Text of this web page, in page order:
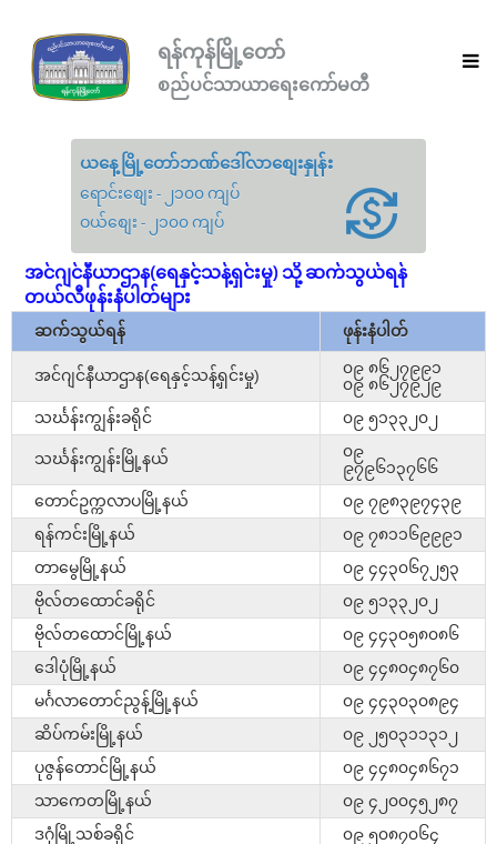
ရန်ကုန်မြို့တော်
စည်ပင်သာယာရေးကော်မတီ
ယနေ့မြို့တော်ဘဏ်ဒေါ်လာစျေးနှုန်း
ရောင်းစျေး - ၂၁၀၀ ကျပ်
ဝယ်စျေး - ၂၁၀၀ ကျပ်
အင်ဂျင်နီယာဌာန(ရေနှင့်သန့်ရှင်းမှု) သို့ ဆက်သွယ်ရန်
တယ်လီဖုန်းနံပါတ်များ
ဆက်သွယ်ရန်
ဖုန်းနံပါတ်
အင်ဂျင်နီယာဌာန(ရေနှင့်သန့်ရှင်းမှု)
၀၉ ၈၆၂၇၉၉၁
၀၉ ၈၆၂၇၉၂၉
သင်္ဃန်းကျွန်းခရိုင်
၀၉ ၅၁၃၃၂၀၂
သင်္ဃန်းကျွန်းမြို့နယ်
၀၉
၉၇၉၆၁၃၇၆၆
တောင်ဥက္ကလာပမြို့နယ်
၀၉ ၇၉၈၃၉၇၄၃၉
ရန်ကင်းမြို့နယ်
၀၉ ၇၈၁၁၆၉၉၉၁
တာမွေမြို့နယ်
၀၉ ၄၄၃၀၆၇၂၅၃
ဗိုလ်တထောင်ခရိုင်
၀၉ ၅၁၃၃၂၀၂
ဗိုလ်တထောင်မြို့နယ်
၀၉ ၄၄၃၀၅၈၀၈၆
ဒေါပုံမြို့နယ်
၀၉ ၄၄၈၀၄၈၇၆၀
မင်္ဂလာတောင်ညွန့်မြို့နယ်
၀၉ ၄၄၃၀၃၀၈၉၄
ဆိပ်ကမ်းမြို့နယ်
၀၉ ၂၅၀၃၁၁၃၁၂
ပုဇွန်တောင်မြို့နယ်
၀၉ ၄၄၈၀၄၈၆၇၁
သာကေတမြို့နယ်
၀၉ ၄၂၀၀၄၅၂၈၇
ဒဂုံမြို့သစ်ခရိုင်
၀၉ ၅၀၈၇၀၆၄